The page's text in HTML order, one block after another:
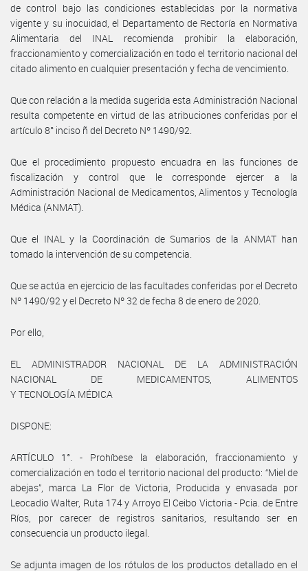
de control bajo las condiciones establecidas por la normativa
vigente y su inocuidad, el Departamento de Rectoría en Normativa
Alimentaria del INAL recomienda prohibir la elaboración,
fraccionamiento y comercialización en todo el territorio nacional del
citado alimento en cualquier presentación y fecha de vencimiento.
Que con relación a la medida sugerida esta Administración Nacional
resulta competente en virtud de las atribuciones conferidas por el
artículo 8° inciso ñ del Decreto Nº 1490/92.
Que el procedimiento propuesto encuadra en las funciones de
fiscalización y control que le corresponde ejercer a la
Administración Nacional de Medicamentos, Alimentos y Tecnología
Médica (ANMAT).
Que el INAL y la Coordinación de Sumarios de la ANMAT han
tomado la intervención de su competencia.
Que se actúa en ejercicio de las facultades conferidas por el Decreto
Nº 1490/92 y el Decreto Nº 32 de fecha 8 de enero de 2020.
Por ello,
EL ADMINISTRADOR NACIONAL DE LA ADMINISTRACIÓN
NACIONAL DE MEDICAMENTOS, ALIMENTOS
Y TECNOLOGÍA MÉDICA
DISPONE:
ARTÍCULO 1°. - Prohíbese la elaboración, fraccionamiento y
comercialización en todo el territorio nacional del producto: “Miel de
abejas”, marca La Flor de Victoria, Producida y envasada por
Leocadio Walter, Ruta 174 y Arroyo El Ceibo Victoria - Pcia. de Entre
Ríos, por carecer de registros sanitarios, resultando ser en
consecuencia un producto ilegal.
Se adjunta imagen de los rótulos de los productos detallado en el